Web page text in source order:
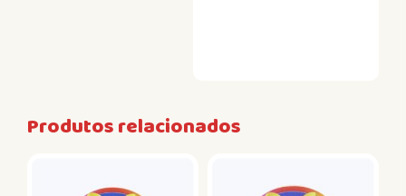
Produtos relacionados